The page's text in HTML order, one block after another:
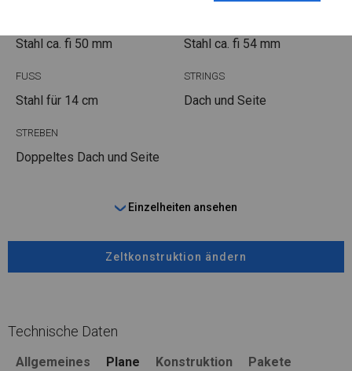
Stahl ca. fi 50 mm Stahl ca. fi 54 mm
FUSS
Stahl für 14 cm
STRINGS
Dach und Seite
STREBEN
Doppeltes Dach und Seite
Einzelheiten ansehen
Zeltkonstruktion ändern
Technische Daten
Allgemeines Plane Konstruktion Pakete